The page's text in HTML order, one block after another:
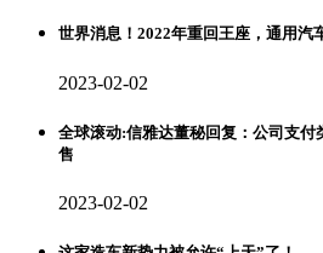
世界消息！2022年重回王座，通用汽
2023-02-02
全球滚动:信雅达董秘回复：公司支
售
2023-02-02